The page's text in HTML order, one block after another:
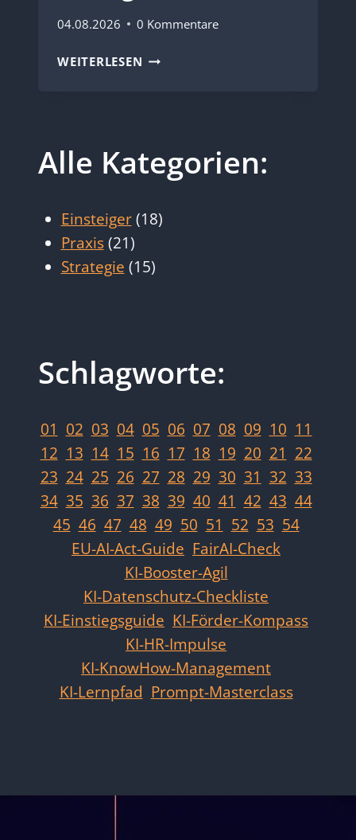
04.08.2026 0 Kommentare
WEITERLESEN SOCIAL
Alle Kategorien:
Einsteiger(18)
Praxis(21)
Strategie (15)
Schlagworte:
01 02 03 04 05 06 07 08 09 10 11
12 13 14 15 16 17 18 19 20 21 22
23 24 25 26 27 28 29 30 31 32 33
34 35 36 37 38 39 40 41 42 43 44
45 46 47 48 49 50 51 52 53 54
EU-AI-Act-Guide FairAI-Check
KI-Booster-Agil
KI-Datenschutz-Checkliste
KI-Einstiegsguide KI-Förder-Kompass
KI-HR-Impulse
KI-KnowHow-Management
KI-Lernpfad Prompt-Masterclass